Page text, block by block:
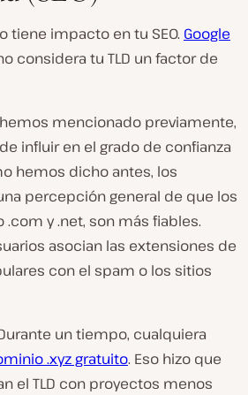
tiene impacto en tu SEO. Google
considera tu TLD un factor de
mencionado previamente,
influir en el grado de confianza
hemos dicho antes, los
percepción general de que los
.com y .net, son más fiables.
asocian las extensiones de
con el spam o los sitios
un tiempo, cualquiera
.xyz gratuito. Eso hizo que
el TLD con proyectos menos